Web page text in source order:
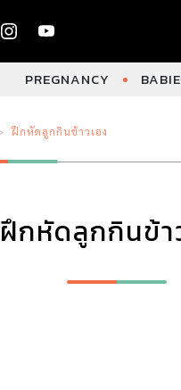
PREGNANCY
ฝึกหัดลูกกินข้าวเอง
ฝึกหัดลูกกินข้า